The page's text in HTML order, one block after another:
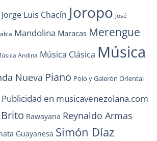
Jorge Luis Chacín Joropo José
Mandolina Maracas Merengue
Andina Música Clásica Música
Nueva Piano Polo y Galerón Oriental
Publicidad en musicavenezolana.com
Brito Rawayana Reynaldo Armas
Guayanesa Simón Díaz